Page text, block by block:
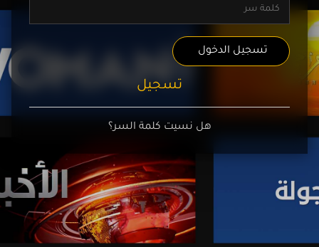
تسجيل الدخول
تسجيل
هل نسيت كلمة السر؟